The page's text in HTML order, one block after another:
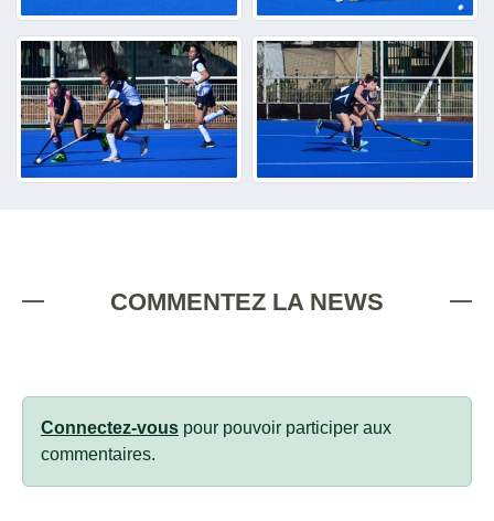
COMMENTEZ LA NEWS
Connectez-vous pour pouvoir participer aux
commentaires.